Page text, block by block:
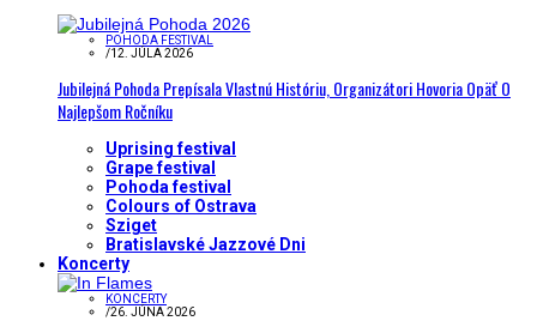
POHODA FESTIVAL
/12. JÚLA 2026
Jubilejná Pohoda Prepísala Vlastnú Históriu, Organizátori Hovoria Opäť O
Najlepšom Ročníku
Uprising festival
Grape festival
Pohoda festival
Colours of Ostrava
Sziget
Bratislavské Jazzové Dni
Koncerty
KONCERTY
/26. JÚNA 2026